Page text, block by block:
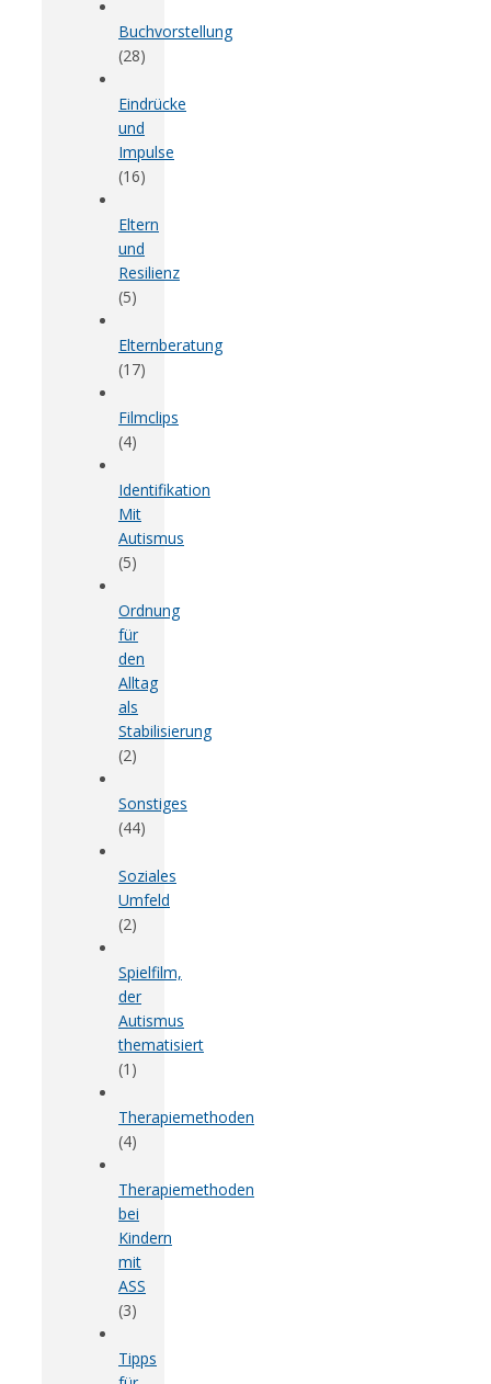
Buchvorstellung
(28)
Eindrücke
und
Impulse
(16)
Eltern
und
Resilienz
(5)
Elternberatung
(17)
Filmclips
(4)
Identifikation
Mit
Autismus
(5)
Ordnung
für
den
Alltag
als
Stabilisierung
(2)
Sonstiges
(44)
Soziales
Umfeld
(2)
Spielfilm,
der
Autismus
thematisiert
(1)
Therapiemethoden
(4)
Therapiemethoden
bei
Kindern
mit
ASS
(3)
Tipps